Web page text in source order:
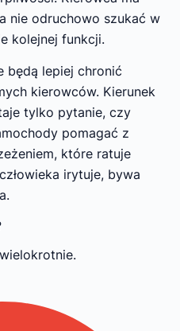
nie odruchowo szukać w
kolejnej funkcji.
będą lepiej chronić
kierowców. Kierunek
tylko pytanie, czy
pomagać z
które ratuje
irytuje, bywa